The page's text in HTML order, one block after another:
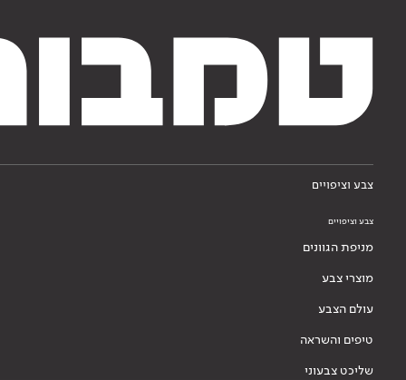
צבע וציפויים
צבע וציפויים
מניפת הגוונים
מוצרי צבע
עולם הצבע
טיפים והשראה
שליכט צבעוני